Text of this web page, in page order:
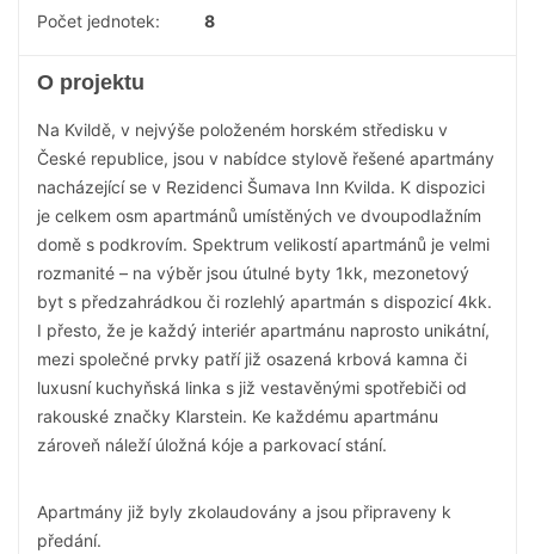
Počet jednotek:
8
O projektu
Na Kvildě, v nejvýše položeném horském středisku v
České republice, jsou v nabídce stylově řešené apartmány
nacházející se v Rezidenci Šumava Inn Kvilda. K dispozici
je celkem osm apartmánů umístěných ve dvoupodlažním
domě s podkrovím. Spektrum velikostí apartmánů je velmi
rozmanité – na výběr jsou útulné byty 1kk, mezonetový
byt s předzahrádkou či rozlehlý apartmán s dispozicí 4kk.
I přesto, že je každý interiér apartmánu naprosto unikátní,
mezi společné prvky patří již osazená krbová kamna či
luxusní kuchyňská linka s již vestavěnými spotřebiči od
rakouské značky Klarstein. Ke každému apartmánu
zároveň náleží úložná kóje a parkovací stání.
Apartmány již byly zkolaudovány a jsou připraveny k
předání.